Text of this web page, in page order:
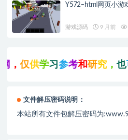
Y572–html网页小游
游戏源码 9 月前
参 考和研究，也可能存在 未
文件解压密码说明：
本站所有文件包解压密码为